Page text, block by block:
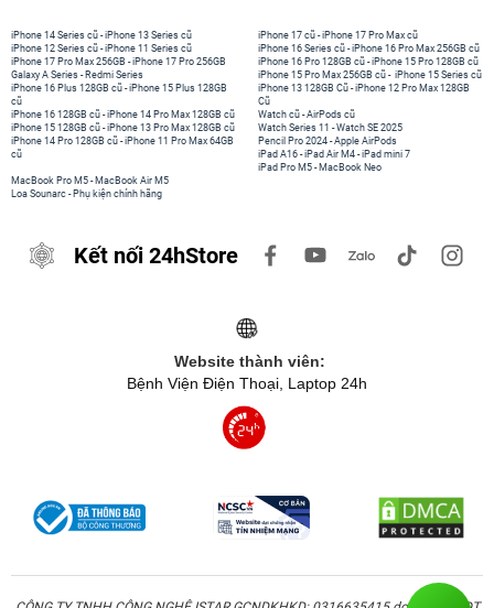
iPhone 14 Series cũ -iPhone 13 Series cũ
iPhone 12 Series cũ -iPhone 11 Series cũ
iPhone 17 Pro Max 256GB -iPhone 17 Pro 256GB
Galaxy A Series - Redmi Series
iPhone 17 cũ -iPhone 17 Pro Max cũ
iPhone 16 Series cũ - iPhone 16 Pro Max 256GB cũ
iPhone 16 Pro 128GB cũ -iPhone 15 Pro 128GB cũ
iPhone 15 Pro Max 256GB cũ - iPhone 15 Series cũ
iPhone 16 Plus 128GB cũ -iPhone 15 Plus 128GB
cũ
iPhone 16 128GB cũ -iPhone 14 Pro Max 128GB cũ
iPhone 15 128GB cũ -iPhone 13 Pro Max 128GB cũ
iPhone 14 Pro 128GB cũ -iPhone 11 Pro Max 64GB
cũ
iPhone 13 128GB Cũ -iPhone 12 Pro Max 128GB
Cũ
Watch cũ -AirPods cũ
Watch Series 11 -Watch SE 2025
Pencil Pro 2024 -Apple AirPods
iPad A16 -iPad Air M4 -iPad mini 7
iPad Pro M5 - MacBook Neo
MacBook Pro M5 - MacBook Air M5
Loa Sounarc - Phụ kiện chính hãng
Kết nối 24hStore
Website thành viên:
Bệnh Viện Điện Thoại, Laptop 24h